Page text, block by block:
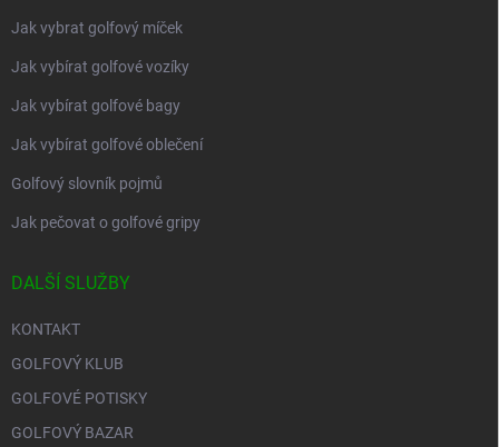
Jak vybrat golfový míček
Jak vybírat golfové vozíky
Jak vybírat golfové bagy
Jak vybírat golfové oblečení
Golfový slovník pojmů
Jak pečovat o golfové gripy
DALŠÍ SLUŽBY
KONTAKT
GOLFOVÝ KLUB
GOLFOVÉ POTISKY
GOLFOVÝ BAZAR